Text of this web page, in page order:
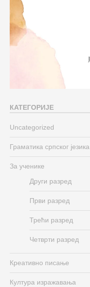
КАТЕГОРИЈЕ
Uncategorized
Граматика српског језика
За ученике
Други разред
Први разред
Трећи разред
Четврти разред
Креативно писање
Култура изражавања